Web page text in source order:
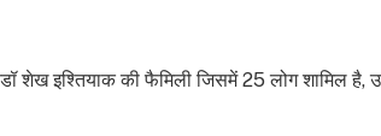
डॉ शेख इश्तियाक की फैमिली जिसमें 25 लोग शामिल है,